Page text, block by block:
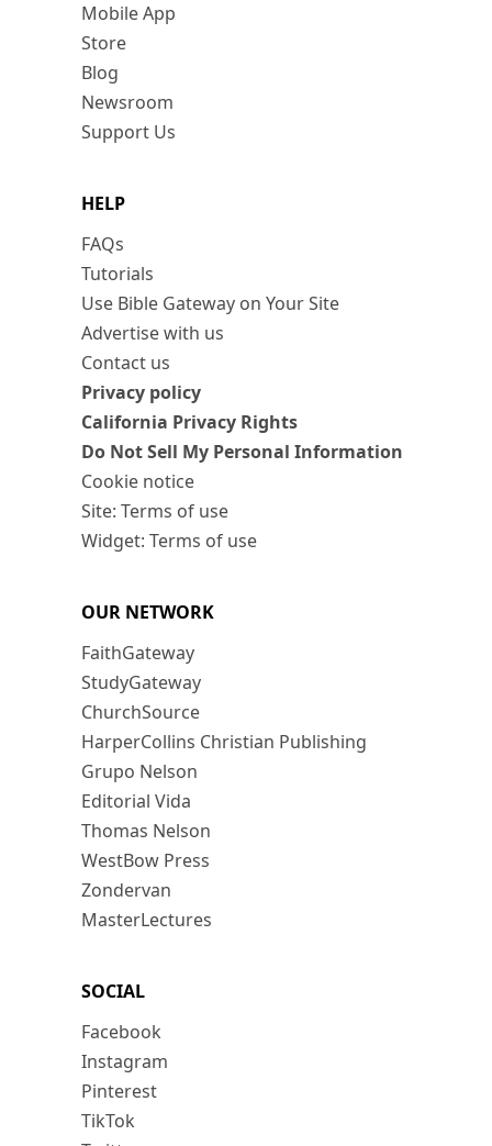
Mobile App
Store
Blog
Newsroom
Support Us
HELP
FAQs
Tutorials
Use Bible Gateway on Your Site
Advertise with us
Contact us
Privacy policy
California Privacy Rights
Do Not Sell My Personal Information
Cookie notice
Site: Terms of use
Widget: Terms of use
OUR NETWORK
FaithGateway
StudyGateway
ChurchSource
HarperCollins Christian Publishing
Grupo Nelson
Editorial Vida
Thomas Nelson
WestBow Press
Zondervan
MasterLectures
SOCIAL
Facebook
Instagram
Pinterest
TikTok